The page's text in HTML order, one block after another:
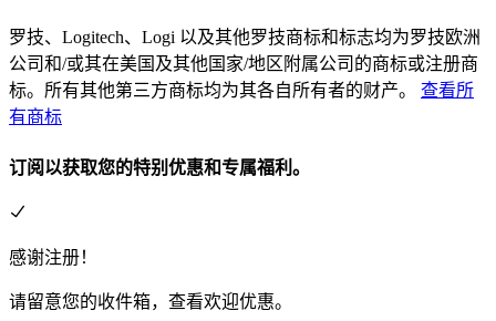
罗技、Logitech、Logi 以及其他罗技商标和标志均为罗技欧洲
公司和/或其在美国及其他国家/地区附属公司的商标或注册商
标。所有其他第三方商标均为其各自所有者的财产。 查看所
有商标
订阅以获取您的特别优惠和专属福利。
感谢注册！
请留意您的收件箱，查看欢迎优惠。